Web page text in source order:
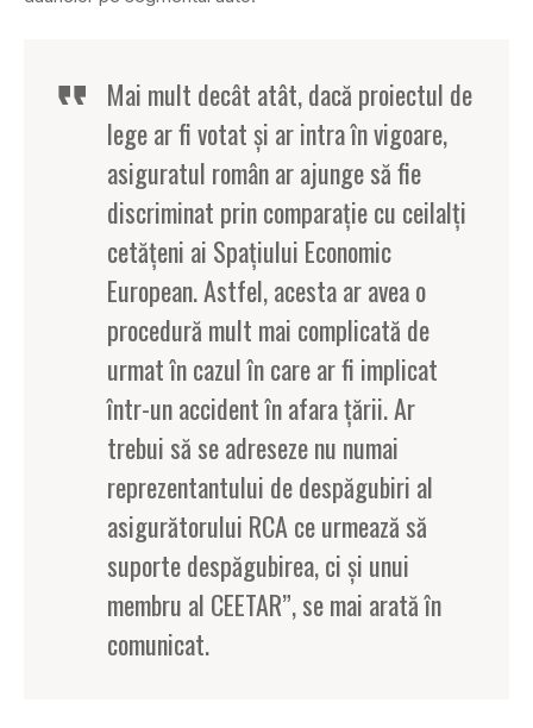
Mai mult decât atât, dacă proiectul de
lege ar fi votat şi ar intra în vigoare,
asiguratul român ar ajunge să fie
discriminat prin comparaţie cu ceilalţi
cetăţeni ai Spaţiului Economic
European. Astfel, acesta ar avea o
procedură mult mai complicată de
urmat în cazul în care ar fi implicat
într-un accident în afara ţării. Ar
trebui să se adreseze nu numai
reprezentantului de despăgubiri al
asigurătorului RCA ce urmează să
suporte despăgubirea, ci şi unui
membru al CEETAR”, se mai arată în
comunicat.